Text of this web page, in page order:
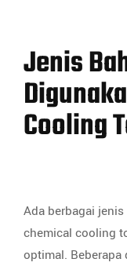
Jenis
Cooling
Ada berbagai
chemical cooling
optimal. Beberapa